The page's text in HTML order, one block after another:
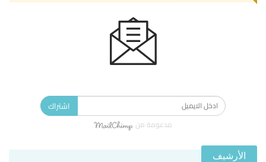
اشتراك
مدعومة من
الأرشيف